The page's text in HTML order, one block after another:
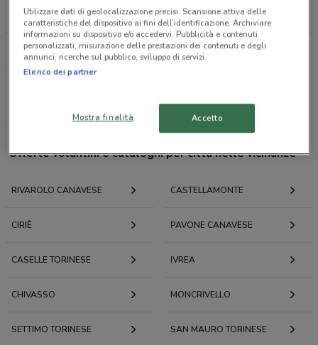
C.so Indipendenza, 13 Rivarolo Canavese
43 m
Corso Torino, 32 Rivarolo Canavese
VIA S. FRANCESCO N. 15/4
52 m
Via San Francesco D'Assisi, 23 Rivarolo Canavese
59 m
Corso Indipendenza, 5 10086
CONFORAMA LEROY MERLIN
PAM
Offerte volantini e cataloghi per città nelle vicinanze
RIVAROLO CANAVESE CASTELLAMONTE
CIRIÈ PAVONE CANAVESE
CASELLE TORINESE IVREA
CHIVASSO MONCRIVELLO
SETTIMO TORINESE SAN MAURO TORINESE
Utilizzare dati di geolocalizzazione precisi. Scansione attiva delle
caratteristiche del dispositivo ai fini dell’identificazione. Archiviare
informazioni su dispositivo e/o accedervi. Pubblicità e contenuti
personalizzati, misurazione delle prestazioni dei contenuti e degli
annunci, ricerche sul pubblico, sviluppo di servizi.
Elenco dei partner
Mostra finalità Accetto